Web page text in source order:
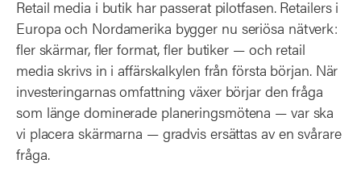
Retail media i butik har passerat pilotfasen. Retailers i
Europa och Nordamerika bygger nu seriösa nätverk:
fler skärmar, fler format, fler butiker — och retail
media skrivs in i affärskalkylen från första början. När
investeringarnas omfattning växer börjar den fråga
som länge dominerade planeringsmötena — var ska
vi placera skärmarna — gradvis ersättas av en svårare
fråga.